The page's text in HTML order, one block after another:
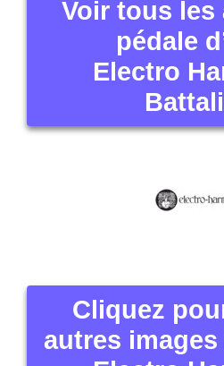
Voir tous les
pédale
Electro
Cliquez
autres